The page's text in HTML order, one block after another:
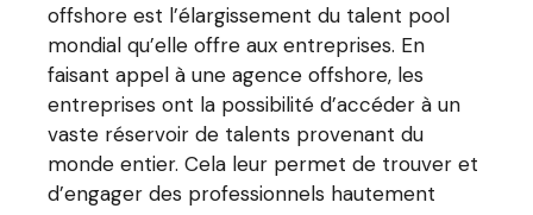
offshore est l’élargissement du talent pool
mondial qu’elle offre aux entreprises. En
faisant appel à une agence offshore, les
entreprises ont la possibilité d’accéder à un
vaste réservoir de talents provenant du
monde entier. Cela leur permet de trouver et
d’engager des professionnels hautement